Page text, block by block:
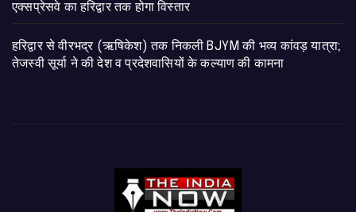
एक्सप्रेसवे का हरिद्वार तक होगा विस्तार
​हरिद्वार से वीरभद्र (ऋषिकेश) तक निकली BJYM की भव्य कांवड़ यात्रा;
तेजस्वी सूर्या ने की देश व प्रदेशवासियों के कल्याण की कामना